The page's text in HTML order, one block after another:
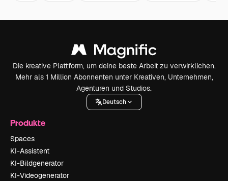
Die kreative Plattform, um deine beste Arbeit zu verwirklichen.
Mehr als 1 Million Abonnenten unter Kreativen, Unternehmen,
Agenturen und Studios.
Deutsch
Produkte
Spaces
KI-Assistent
KI-Bildgenerator
KI-Videogenerator